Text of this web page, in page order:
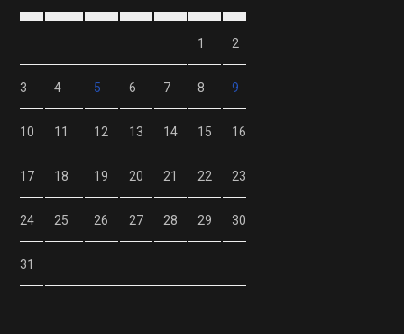
1 2
3 4 5 6 7 8 9
10 11 12 13 14 15 16
17 18 19 20 21 22 23
24 25 26 27 28 29 30
31